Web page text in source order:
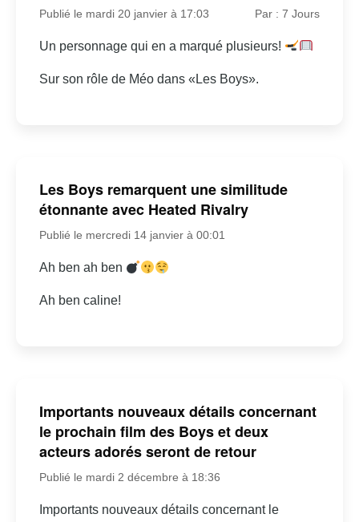
Publié le mardi 20 janvier à 17:03 Par : 7 Jours
Un personnage qui en a marqué plusieurs!
Sur son rôle de Méo dans «Les Boys».
Les Boys remarquent une similitude
étonnante avec Heated Rivalry
Publié le mercredi 14 janvier à 00:01
Ah ben ah ben
Ah ben caline!
Importants nouveaux détails concernant
le prochain film des Boys et deux
acteurs adorés seront de retour
Publié le mardi 2 décembre à 18:36
Importants nouveaux détails concernant le